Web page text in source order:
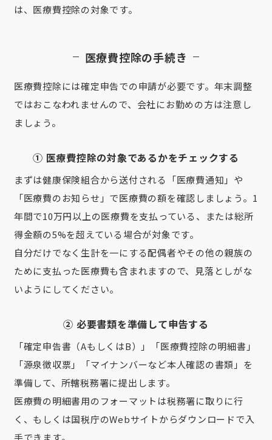
は、医療費控除の対象です。
医療費控除の手続き
医療費控除には確定申告での申請が必要です。年末調整
ではおこなわれませんので、会社にお勤めの方は注意し
ましょう。
① 医療費控除の対象であるかをチェックする
まずは健康保険組合から送付される「医療費通知」や
「医療費のお知らせ」で医療費の額を確認しましょう。1
年間で10万円以上の医療費を支払っている、または総所
得金額の5%を超えている場合が対象です。
自分だけでなく生計を一にする配偶者やその他の親族の
ために支払った医療費も含まれますので、見落としがな
いようにしてください。
② 必要書類を準備して申告する
「確定申告書（AもしくはB）」「医療費控除の明細書」
「源泉徴収票」「マイナンバーなど本人確認の書類」を
準備して、所轄税務署に提出します。
医療費の明細書用のフォーマットは税務署に取りに行
く、もしくは国税庁のWebサイトからダウンロードで入
手できます。